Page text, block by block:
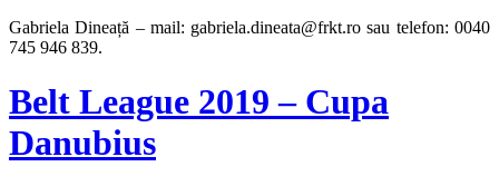
Gabriela Dineață – mail: gabriela.dineata@frkt.ro sau telefon: 0040
745 946 839.
Belt League 2019 – Cupa
Danubius